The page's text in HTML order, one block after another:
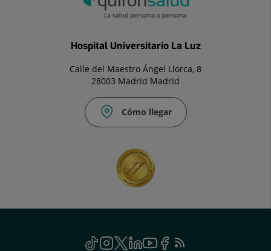
Hospital Universitario La Luz
Calle del Maestro Ángel Llorca, 8
28003 Madrid Madrid
Cómo llegar
TikTok
EsteInstagram
EsteTwitter
EsteLinkedin
EsteYoutube
EsteFacebook
Este Feed
Este